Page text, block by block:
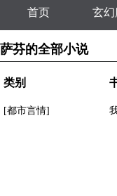
首页 玄
萨芬的全部小说
类别
[都市言情]